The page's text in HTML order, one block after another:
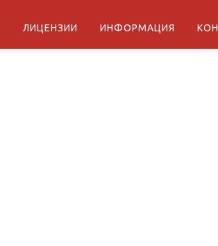
ЛИЦЕНЗИИ ИНФОРМАЦИЯ